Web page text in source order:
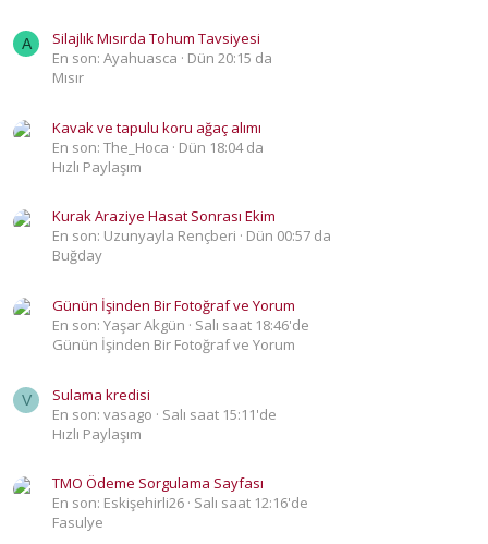
A
Silajlık Mısırda Tohum Tavsiyesi
En son: Ayahuasca
Dün 20:15 da
Mısır
Kavak ve tapulu koru ağaç alımı
En son: The_Hoca
Dün 18:04 da
Hızlı Paylaşım
Kurak Araziye Hasat Sonrası Ekim
En son: Uzunyayla Rençberi
Dün 00:57 da
Buğday
Günün İşinden Bir Fotoğraf ve Yorum
En son: Yaşar Akgün
Salı saat 18:46'de
Günün İşinden Bir Fotoğraf ve Yorum
V
Sulama kredisi
En son: vasago
Salı saat 15:11'de
Hızlı Paylaşım
TMO Ödeme Sorgulama Sayfası
En son: Eskişehirli26 Salı saat 12:16'de
Fasulye